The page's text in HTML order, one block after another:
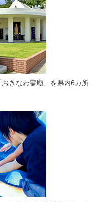
きなわ霊廟」を県内6カ所